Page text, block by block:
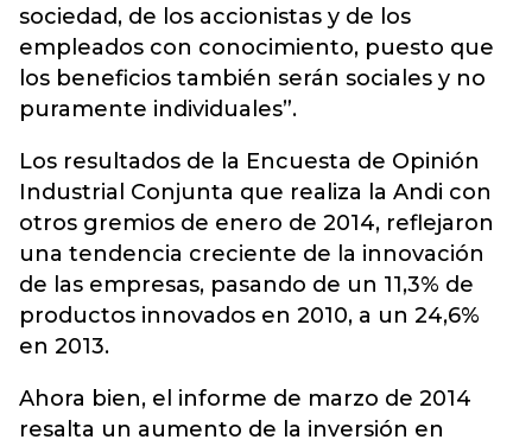
sociedad, de los accionistas y de los
empleados con conocimiento, puesto que
los beneficios también serán sociales y no
puramente individuales”.
Los resultados de la Encuesta de Opinión
Industrial Conjunta que realiza la Andi con
otros gremios de enero de 2014, reflejaron
una tendencia creciente de la innovación
de las empresas, pasando de un 11,3% de
productos innovados en 2010, a un 24,6%
en 2013.
Ahora bien, el informe de marzo de 2014
resalta un aumento de la inversión en